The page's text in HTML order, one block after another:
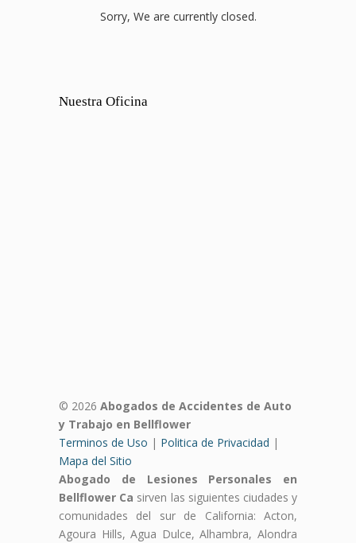
Sorry, We are currently closed.
Nuestra Oficina
© 2026 Abogados de Accidentes de Auto
y Trabajo en Bellflower
Terminos de Uso | Politica de Privacidad |
Mapa del Sitio
Abogado de Lesiones Personales en
Bellflower Ca sirven las siguientes ciudades y
comunidades del sur de California: Acton,
Agoura Hills, Agua Dulce, Alhambra, Alondra